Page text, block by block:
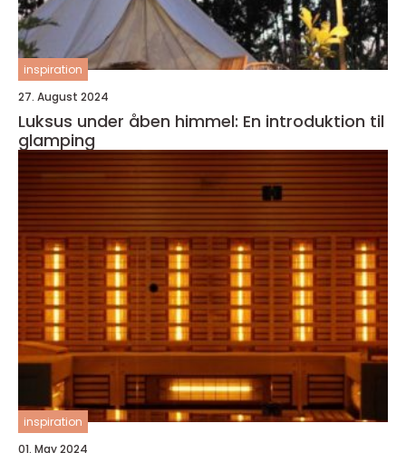
inspiration
27. August 2024
Luksus under åben himmel: En introduktion til
glamping
inspiration
01. May 2024